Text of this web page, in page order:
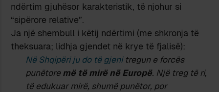
ndërtim gjuhësor karakteristik, të njohur si
“sipërore relative”.
Ja një shembull i këtij ndërtimi (me shkronja të
theksuara; lidhja gjendet në krye të fjalisë):
Në Shqipëri ju do të gjenitregun e forcës
punëtore më të mirë në Europë. Një treg të ri,
të edukuar mirë, shumë punëtor, por